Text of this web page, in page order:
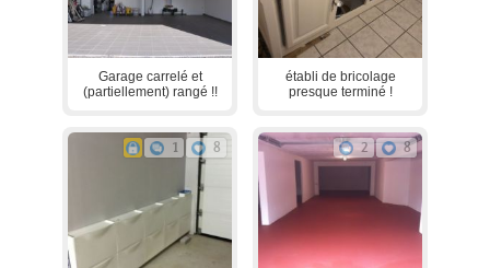
Garage carrelé et
(partiellement) rangé !!
établi de bricolage
presque terminé !
1 8 2 8